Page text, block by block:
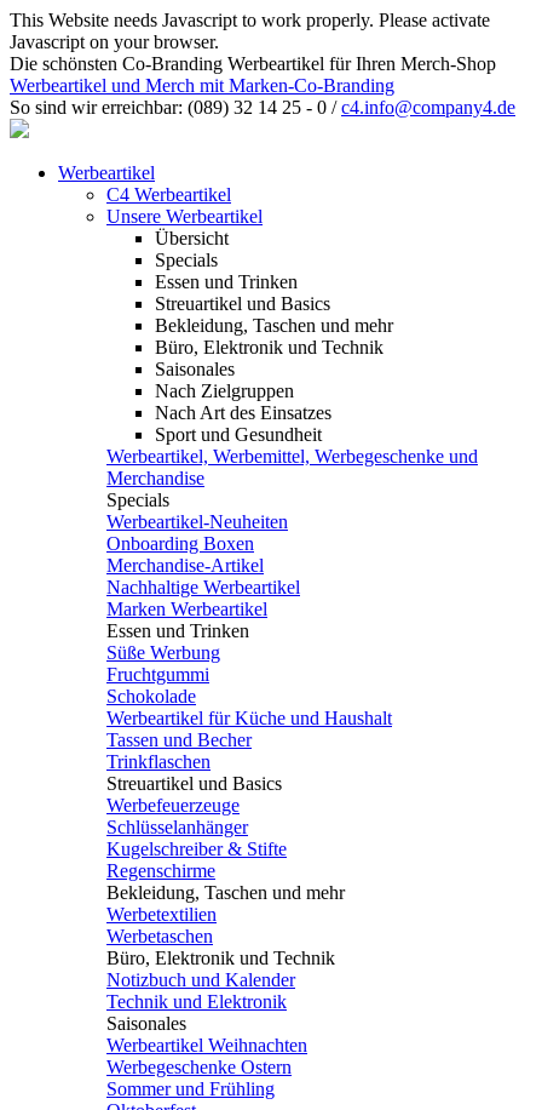
This Website needs Javascript to work properly. Please activate
Javascript on your browser.
Die schönsten Co-Branding Werbeartikel für Ihren Merch-Shop
Werbeartikel und Merch mit Marken-Co-Branding
So sind wir erreichbar: (089) 32 14 25 - 0 /c4.info@company4.de
Werbeartikel
C4 Werbeartikel
Unsere Werbeartikel
Übersicht
Specials
Essen und Trinken
Streuartikel und Basics
Bekleidung, Taschen und mehr
Büro, Elektronik und Technik
Saisonales
Nach Zielgruppen
Nach Art des Einsatzes
Sport und Gesundheit
Werbeartikel, Werbemittel, Werbegeschenke und
Merchandise
Specials
Werbeartikel-Neuheiten
Onboarding Boxen
Merchandise-Artikel
Nachhaltige Werbeartikel
Marken Werbeartikel
Essen und Trinken
Süße Werbung
Fruchtgummi
Schokolade
Werbeartikel für Küche und Haushalt
Tassen und Becher
Trinkflaschen
Streuartikel und Basics
Werbefeuerzeuge
Schlüsselanhänger
Kugelschreiber & Stifte
Regenschirme
Bekleidung, Taschen und mehr
Werbetextilien
Werbetaschen
Büro, Elektronik und Technik
Notizbuch und Kalender
Technik und Elektronik
Saisonales
Werbeartikel Weihnachten
Werbegeschenke Ostern
Sommer und Frühling